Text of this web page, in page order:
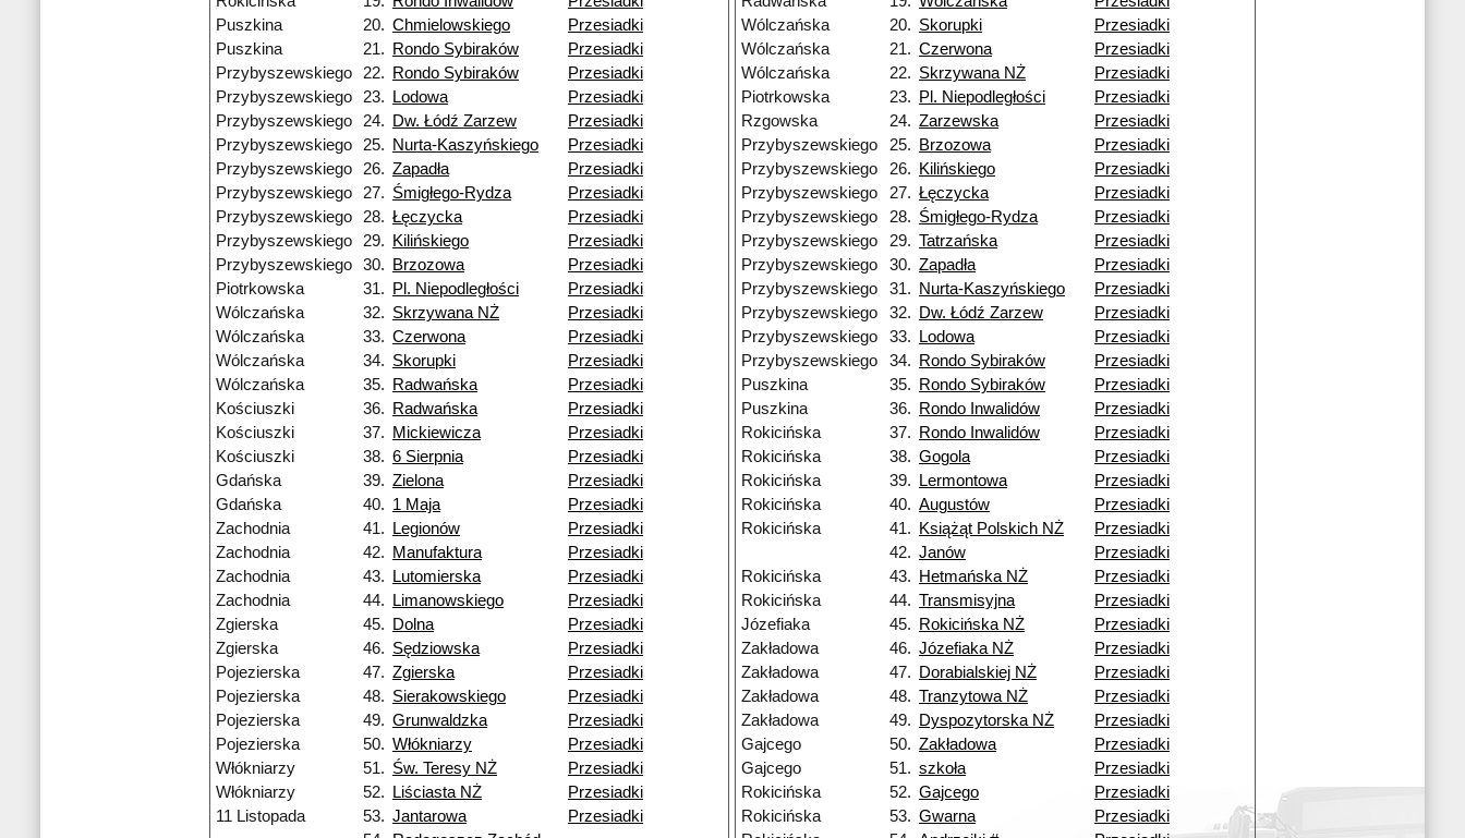
Puszkina
20. Chmielowskiego
Przesiadki
Puszkina
21. Rondo Sybiraków
Przesiadki
Przybyszewskiego
22. Rondo Sybiraków
Przesiadki
Przybyszewskiego
23. Lodowa
Przesiadki
Przybyszewskiego
24. Dw. Łódź Zarzew
Przesiadki
Przybyszewskiego
25. Nurta-Kaszyńskiego
Przesiadki
Przybyszewskiego
26. Zapadła
Przesiadki
Przybyszewskiego
27. Śmigłego-Rydza
Przesiadki
Przybyszewskiego
28. Łęczycka
Przesiadki
Przybyszewskiego
29. Kilińskiego
Przesiadki
Przybyszewskiego
30. Brzozowa
Przesiadki
Piotrkowska
31. Pl. Niepodległości
Przesiadki
Wólczańska
32. Skrzywana NŻ
Przesiadki
Wólczańska
33. Czerwona
Przesiadki
Wólczańska
34. Skorupki
Przesiadki
Wólczańska
35. Radwańska
Przesiadki
Kościuszki
36. Radwańska
Przesiadki
Kościuszki
37. Mickiewicza
Przesiadki
Kościuszki
38. 6 Sierpnia
Przesiadki
Gdańska
39. Zielona
Przesiadki
Gdańska
40. 1 Maja
Przesiadki
Zachodnia
41. Legionów
Przesiadki
Zachodnia
42. Manufaktura
Przesiadki
Zachodnia
43. Lutomierska
Przesiadki
Zachodnia
44. Limanowskiego
Przesiadki
Zgierska
45. Dolna
Przesiadki
Zgierska
46. Sędziowska
Przesiadki
Pojezierska
47. Zgierska
Przesiadki
Pojezierska
48. Sierakowskiego
Przesiadki
Pojezierska
49. Grunwaldzka
Przesiadki
Pojezierska
50. Włókniarzy
Przesiadki
Włókniarzy
51. Św. Teresy NŻ
Przesiadki
Włókniarzy
52. Liściasta NŻ
Przesiadki
11 Listopada
53. Jantarowa
Przesiadki
Wólczańska
20. Skorupki
Przesiadki
Wólczańska
21. Czerwona
Przesiadki
Wólczańska
22. Skrzywana NŻ
Przesiadki
Piotrkowska
23. Pl. Niepodległości
Przesiadki
Rzgowska
24. Zarzewska
Przesiadki
Przybyszewskiego
25. Brzozowa
Przesiadki
Przybyszewskiego
26. Kilińskiego
Przesiadki
Przybyszewskiego
27. Łęczycka
Przesiadki
Przybyszewskiego
28. Śmigłego-Rydza
Przesiadki
Przybyszewskiego
29. Tatrzańska
Przesiadki
Przybyszewskiego
30. Zapadła
Przesiadki
Przybyszewskiego
31. Nurta-Kaszyńskiego
Przesiadki
Przybyszewskiego
32. Dw. Łódź Zarzew
Przesiadki
Przybyszewskiego
33. Lodowa
Przesiadki
Przybyszewskiego
34. Rondo Sybiraków
Przesiadki
Puszkina
35. Rondo Sybiraków
Przesiadki
Puszkina
36. Rondo Inwalidów
Przesiadki
Rokicińska
37. Rondo Inwalidów
Przesiadki
Rokicińska
38. Gogola
Przesiadki
Rokicińska
39. Lermontowa
Przesiadki
Rokicińska
40. Augustów
Przesiadki
Rokicińska
41. Książąt Polskich NŻ
Przesiadki
42. Janów
Przesiadki
Rokicińska
43. Hetmańska NŻ
Przesiadki
Rokicińska
44. Transmisyjna
Przesiadki
Józefiaka
45. Rokicińska NŻ
Przesiadki
Zakładowa
46. Józefiaka NŻ
Przesiadki
Zakładowa
47. Dorabialskiej NŻ
Przesiadki
Zakładowa
48. Tranzytowa NŻ
Przesiadki
Zakładowa
49. Dyspozytorska NŻ
Przesiadki
Gajcego
50. Zakładowa
Przesiadki
Gajcego
51. szkoła
Przesiadki
Rokicińska
52. Gajcego
Przesiadki
Rokicińska
53. Gwarna
Przesiadki